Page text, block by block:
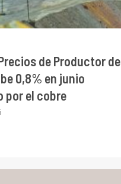
de Productor de
0,8% en junio
por el cobre